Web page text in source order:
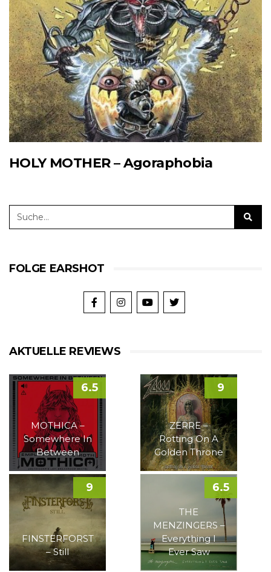
HOLY MOTHER – Agoraphobia
FOLGE EARSHOT
AKTUELLE REVIEWS
MOTHICA –
Somewhere In
Between
6.5
ZERRE –
Rotting On A
Golden Throne
9
FINSTERFORST
– Still
9
THE
MENZINGERS –
Everything I
Ever Saw
6.5